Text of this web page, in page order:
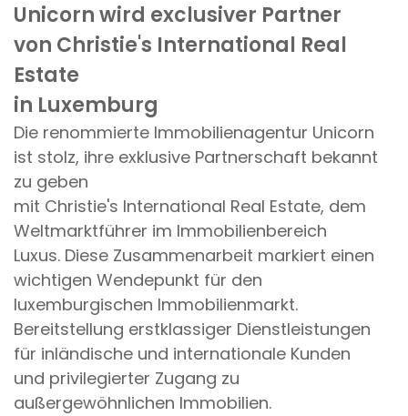
Unicorn wird exclusiver Partner
von Christie's International Real
Estate
in Luxemburg
Die renommierte Immobilienagentur Unicorn
ist stolz, ihre exklusive Partnerschaft bekannt
zu geben
mit Christie's International Real Estate, dem
Weltmarktführer im Immobilienbereich
Luxus. Diese Zusammenarbeit markiert einen
wichtigen Wendepunkt für den
luxemburgischen Immobilienmarkt.
Bereitstellung erstklassiger Dienstleistungen
für inländische und internationale Kunden
und privilegierter Zugang zu
außergewöhnlichen Immobilien.